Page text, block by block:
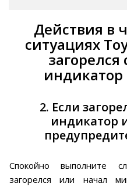
Действия в
ситуациях
индикатор
2. Если
индикатор
Спокойно выполните
загорелся или начал